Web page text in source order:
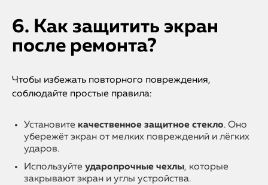
6. Как защитить экран
после ремонта?
Чтобы избежать повторного повреждения,
соблюдайте простые правила:
Установите качественное защитное стекло. Оно
убережёт экран от мелких повреждений и лёгких
ударов.
Используйте ударопрочные чехлы, которые
закрывают экран и углы устройства.